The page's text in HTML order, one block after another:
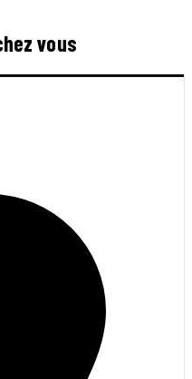
vous